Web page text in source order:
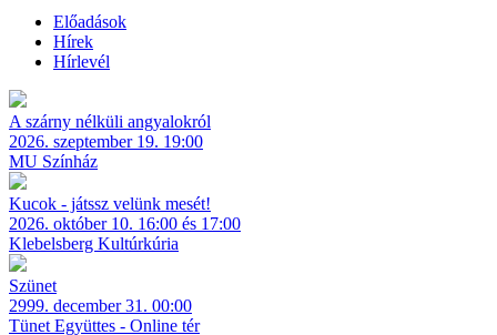
Előadások
Hírek
Hírlevél
A szárny nélküli angyalokról
2026. szeptember 19. 19:00
MU Színház
Kucok - játssz velünk mesét!
2026. október 10. 16:00 és 17:00
Klebelsberg Kultúrkúria
Szünet
2999. december 31. 00:00
Tünet Együttes - Online tér